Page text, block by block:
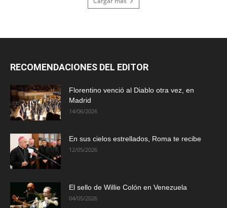
RECOMENDACIONES DEL EDITOR
Florentino venció al Diablo otra vez, en
Madrid
14/06/2026
En sus cielos estrellados, Roma te recibe
12/05/2026
El sello de Willie Colón en Venezuela
04/05/2026